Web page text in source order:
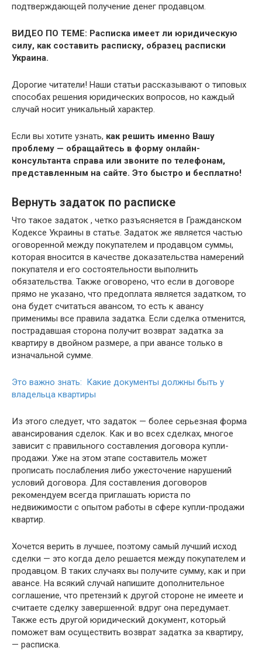
подтверждающей получение денег продавцом.
ВИДЕО ПО ТЕМЕ: Расписка имеет ли юридическую
силу, как составить расписку, образец расписки
Украина.
Дорогие читатели! Наши статьи рассказывают о типовых
способах решения юридических вопросов, но каждый
случай носит уникальный характер.
Если вы хотите узнать, как решить именно Вашу
проблему — обращайтесь в форму онлайн-
консультанта справа или звоните по телефонам,
представленным на сайте. Это быстро и бесплатно!
Вернуть задаток по расписке
Что такое задаток , четко разъясняется в Гражданском
Кодексе Украины в статье. Задаток же является частью
оговоренной между покупателем и продавцом суммы,
которая вносится в качестве доказательства намерений
покупателя и его состоятельности выполнить
обязательства. Также оговорено, что если в договоре
прямо не указано, что предоплата является задатком, то
она будет считаться авансом, то есть к авансу
применимы все правила задатка. Если сделка отменится,
пострадавшая сторона получит возврат задатка за
квартиру в двойном размере, а при авансе только в
изначальной сумме.
Это важно знать: Какие документы должны быть у
владельца квартиры
Из этого следует, что задаток — более серьезная форма
авансирования сделок. Как и во всех сделках, многое
зависит с правильного составления договора купли-
продажи. Уже на этом этапе составитель может
прописать послабления либо ужесточение нарушений
условий договора. Для составления договоров
рекомендуем всегда приглашать юриста по
недвижимости с опытом работы в сфере купли-продажи
квартир.
Хочется верить в лучшее, поэтому самый лучший исход
сделки — это когда дело решается между покупателем и
продавцом. В таких случаях вы получите сумму, как и при
авансе. На всякий случай напишите дополнительное
соглашение, что претензий к другой стороне не имеете и
считаете сделку завершенной: вдруг она передумает.
Также есть другой юридический документ, который
поможет вам осуществить возврат задатка за квартиру,
— расписка.